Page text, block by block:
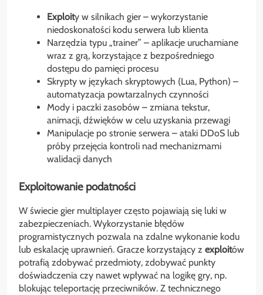
Exploity w silnikach gier – wykorzystanie
niedoskonałości kodu serwera lub klienta
Narzędzia typu „trainer” – aplikacje uruchamiane
wraz z grą, korzystające z bezpośredniego
dostępu do pamięci procesu
Skrypty w językach skryptowych (Lua, Python) –
automatyzacja powtarzalnych czynności
Mody i paczki zasobów – zmiana tekstur,
animacji, dźwięków w celu uzyskania przewagi
Manipulacje po stronie serwera – ataki DDoS lub
próby przejęcia kontroli nad mechanizmami
walidacji danych
Exploitowanie podatności
W świecie gier multiplayer często pojawiają się luki w
zabezpieczeniach. Wykorzystanie błędów
programistycznych pozwala na zdalne wykonanie kodu
lub eskalację uprawnień. Gracze korzystający z exploitów
potrafią zdobywać przedmioty, zdobywać punkty
doświadczenia czy nawet wpływać na logikę gry, np.
blokując teleportację przeciwników. Z technicznego